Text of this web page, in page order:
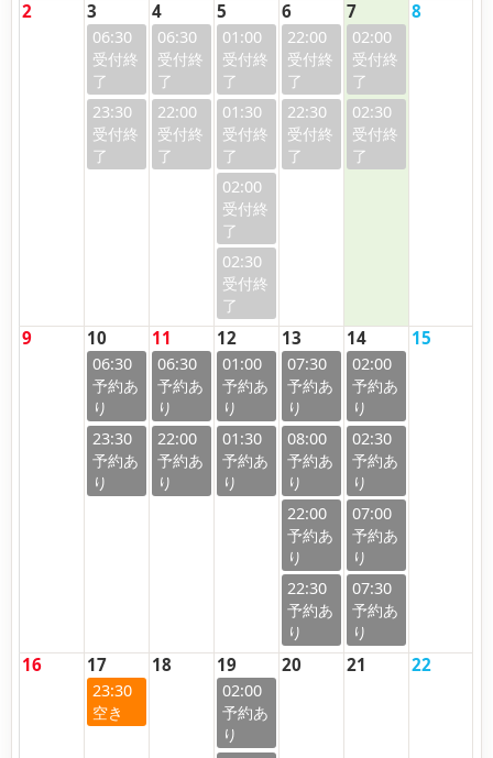
2 3
06:30
23:30
4
06:30
22:00
5
01:00
01:30
02:00
02:30
6
22:00
22:30
7
02:00
02:30
8
9 10
06:30
23:30
11
06:30
22:00
12
01:00
01:30
13
07:30
08:00
22:00
22:30
14
02:00
02:30
07:00
07:30
15
16 17
23:30
18 19
02:00
20 21 22